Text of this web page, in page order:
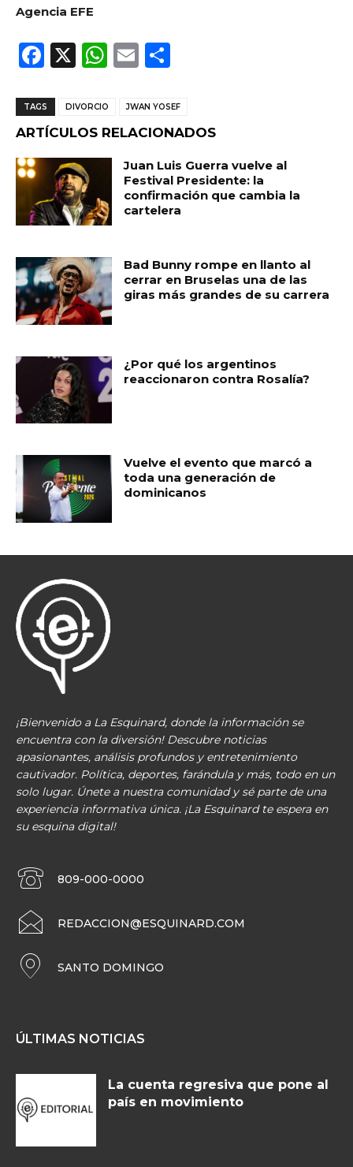
Agencia EFE
F
c
e
b
o
o
k
X
W
a
ts
A
p
E
ai
l
m
p
ar
ti
r
TAGS DIVORCIO JWAN YOSEF
ARTÍCULOS RELACIONADOS
Juan Luis Guerra vuelve al
Festival Presidente: la
confirmación que cambia la
cartelera
Bad Bunny rompe en llanto al
cerrar en Bruselas una de las
giras más grandes de su carrera
¿Por qué los argentinos
reaccionaron contra Rosalía?
Vuelve el evento que marcó a
toda una generación de
dominicanos
¡Bienvenido a La Esquinard, donde la información se
encuentra con la diversión! Descubre noticias
apasionantes, análisis profundos y entretenimiento
cautivador. Política, deportes, farándula y más, todo en un
solo lugar. Únete a nuestra comunidad y sé parte de una
experiencia informativa única. ¡La Esquinard te espera en
su esquina digital!
809-000-0000
REDACCION@ESQUINARD.COM
SANTO DOMINGO
ÚLTIMAS NOTICIAS
La cuenta regresiva que pone al
país en movimiento